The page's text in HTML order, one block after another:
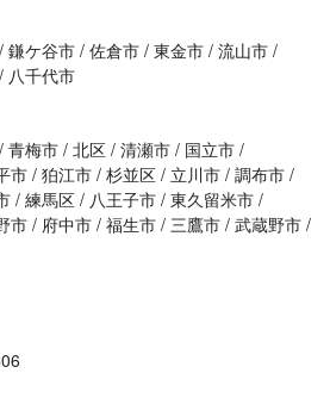
鎌ケ谷市 佐倉市 東金市 流山市
八千代市
青梅市 北区 清瀬市
国立市
市 狛江市 杉並区 立川市 調布市
練馬区 八王子市 東久留米市
市 府中市 福生市 三鷹市 武蔵野市